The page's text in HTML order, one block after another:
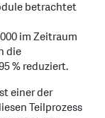
betrachtet
im Zeitraum
die
% reduziert.
einer der
Teilprozess